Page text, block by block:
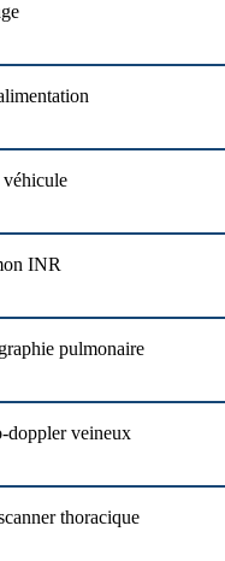
véhicule
INR
pulmonaire
doppler veineux
thoracique